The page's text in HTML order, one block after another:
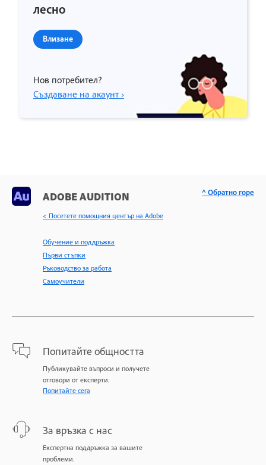
лесно
Влизане
Нов потребител?
Създаване на акаунт ›
ADOBE AUDITION
< Посетете помощния център на Adobe
Обучение и поддръжка
Първи стъпки
Ръководство за работа
Самоучители
Попитайте общността
Публикувайте въпроси и получете
отговори от експерти.
Попитайте сега
За връзка с нас
Експертна поддръжка за вашите
проблеми.
^ Обратно горе